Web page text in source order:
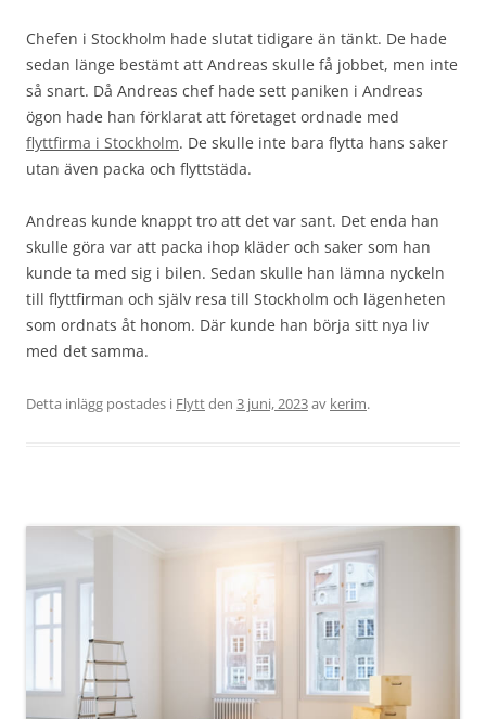
Chefen i Stockholm hade slutat tidigare än tänkt. De hade
sedan länge bestämt att Andreas skulle få jobbet, men inte
så snart. Då Andreas chef hade sett paniken i Andreas
ögon hade han förklarat att företaget ordnade med
flyttfirma i Stockholm. De skulle inte bara flytta hans saker
utan även packa och flyttstäda.
Andreas kunde knappt tro att det var sant. Det enda han
skulle göra var att packa ihop kläder och saker som han
kunde ta med sig i bilen. Sedan skulle han lämna nyckeln
till flyttfirman och själv resa till Stockholm och lägenheten
som ordnats åt honom. Där kunde han börja sitt nya liv
med det samma.
Detta inlägg postades i Flyttden 3 juni, 2023av kerim.